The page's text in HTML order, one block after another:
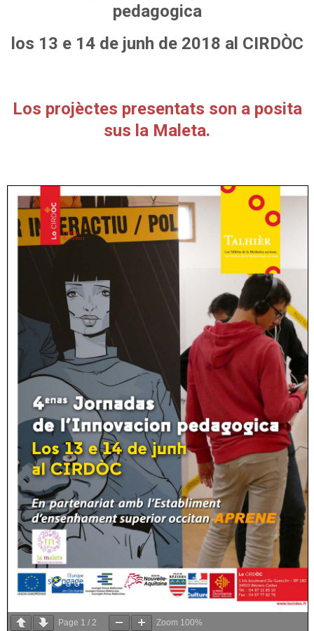
pedagogica
los 13 e 14 de junh de 2018 al CIRDÒC
Los projèctes presentats son a posita
sus la Maleta.
Page 1 / 2 Zoom 100%